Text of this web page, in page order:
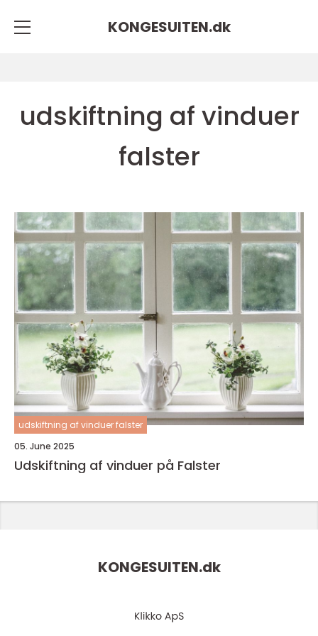
KONGESUITEN.dk
udskiftning af vinduer
falster
udskiftning af vinduer falster
05. June 2025
Udskiftning af vinduer på Falster
KONGESUITEN.dk